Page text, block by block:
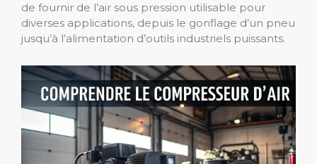
de fournir de l’air sous pression utilisable pour
diverses applications, depuis le gonflage d’un pneu
jusqu’à l’alimentation d’outils industriels puissants.